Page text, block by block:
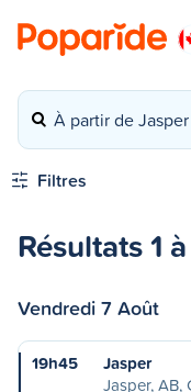
À partir de Jasper
Filtres
Résultats 1
Vendredi 7 Août
19h45
Jasper
Jasper, AB,